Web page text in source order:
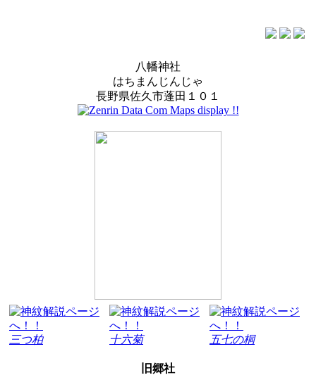
八幡神社
はちまんじんじゃ
長野県佐久市蓬田１０１
三つ柏 十六菊 五七の桐
旧郷社